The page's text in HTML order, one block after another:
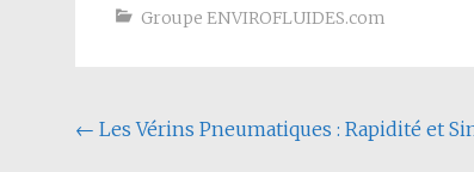
Groupe ENVIROFLUIDES.com
Navigation
← Les Vérins Pneumatiques : Rapidité et